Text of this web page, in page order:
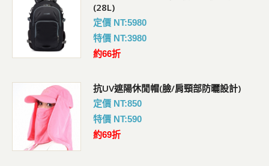
(28L)
定價 NT:5980
特價 NT:3980
約66折
抗UV遮陽休閒帽(臉/肩頸部防曬設計)
定價 NT:850
特價 NT:590
約69折